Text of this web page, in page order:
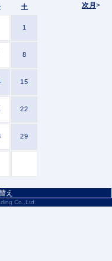
次月>
土
1
8
15
22
29
え
Co.,Ltd.